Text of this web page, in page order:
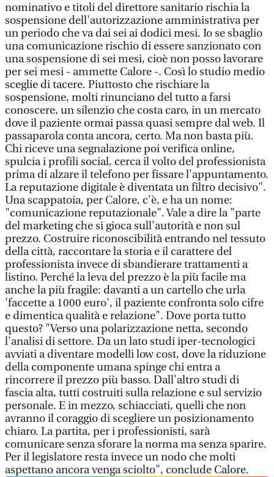
nominativo e titoli del direttore sanitario rischia la
sospensione dell'autorizzazione amministrativa per
un periodo che va dai sei ai dodici mesi. Io se sbaglio
una comunicazione rischio di essere sanzionato con
una sospensione di sei mesi, cioè non posso lavorare
per sei mesi - ammette Calore -. Così lo studio medio
sceglie di tacere. Piuttosto che rischiare la
sospensione, molti rinunciano del tutto a farsi
conoscere, un silenzio che costa caro, in un mercato
dove il paziente ormai passa quasi sempre dal web. Il
passaparola conta ancora, certo. Ma non basta più.
Chi riceve una segnalazione poi verifica online,
spulcia i profili social, cerca il volto del professionista
prima di alzare il telefono per fissare l'appuntamento.
La reputazione digitale è diventata un filtro decisivo".
Una scappatoia, per Calore, c'è, e ha un nome:
"comunicazione reputazionale". Vale a dire la "parte
del marketing che si gioca sull'autorità e non sul
prezzo. Costruire riconoscibilità entrando nel tessuto
della città, raccontare la storia e il carattere del
professionista invece di sbandierare trattamenti a
listino. Perché la leva del prezzo è la più facile ma
anche la più fragile: davanti a un cartello che urla
'faccette a 1000 euro', il paziente confronta solo cifre
e dimentica qualità e relazione". Dove porta tutto
questo? "Verso una polarizzazione netta, secondo
l'analisi di settore. Da un lato studi iper-tecnologici
avviati a diventare modelli low cost, dove la riduzione
della componente umana spinge chi entra a
rincorrere il prezzo più basso. Dall'altro studi di
fascia alta, tutti costruiti sulla relazione e sul servizio
personale. E in mezzo, schiacciati, quelli che non
avranno il coraggio di scegliere un posizionamento
chiaro. La partita, per i professionisti, sarà
comunicare senza sforare la norma ma senza sparire.
Per il legislatore resta invece un nodo che molti
aspettano ancora venga sciolto", conclude Calore.